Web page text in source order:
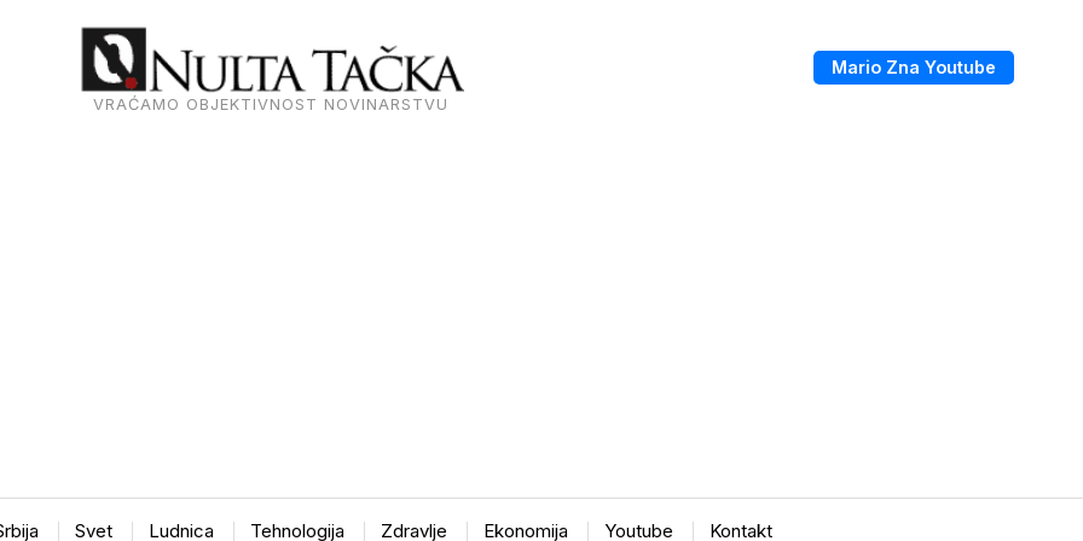
VRAĆAMO OBJEKTIVNOST NOVINARSTVU
Mario Zna Youtube
Svet Ludnica Tehnologija Zdravlje Ekonomija Youtube Kontakt